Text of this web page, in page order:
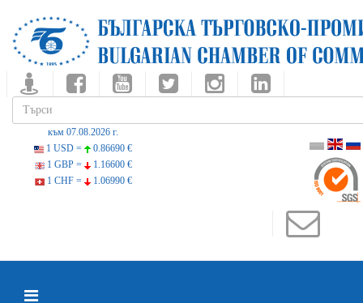
към 07.08.2026 г.
1 USD =
0.86690 €
1 GBP =
1.16600 €
1 CHF =
1.06990 €